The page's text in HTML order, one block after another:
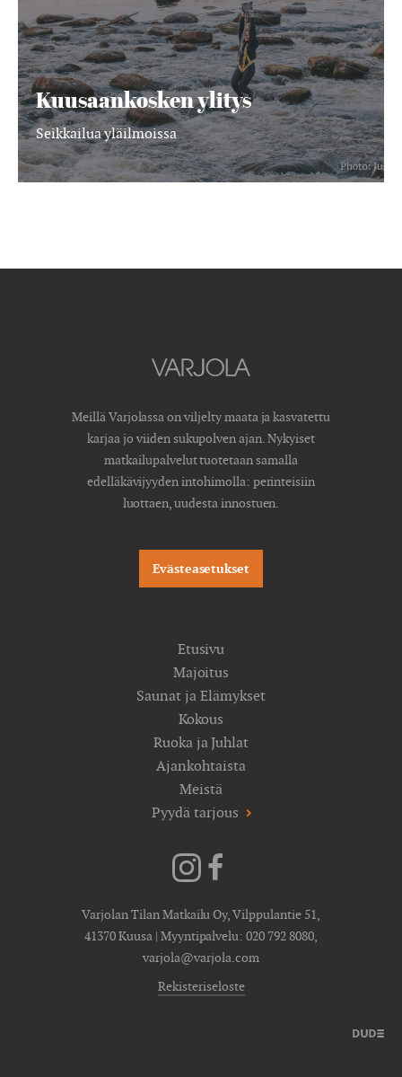
Kuusaankosken ylitys
Seikkailua yläilmoissa
Meillä Varjolassa on viljelty maata ja kasvatettu
karjaa jo viiden sukupolven ajan. Nykyiset
matkailupalvelut tuotetaan samalla
edelläkävijyyden intohimolla: perinteisiin
luottaen, uudesta innostuen.
Evästeasetukset
Etusivu
Majoitus
Saunat ja Elämykset
Kokous
Ruoka ja Juhlat
Ajankohtaista
Meistä
Pyydä tarjous
Varjolan Tilan Matkailu Oy, Vilppulantie 51,
41370 Kuusa | Myyntipalvelu:020 792 8080,
varjola@varjola.com
Rekisteriseloste